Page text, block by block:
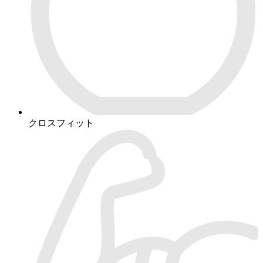
クロスフィット